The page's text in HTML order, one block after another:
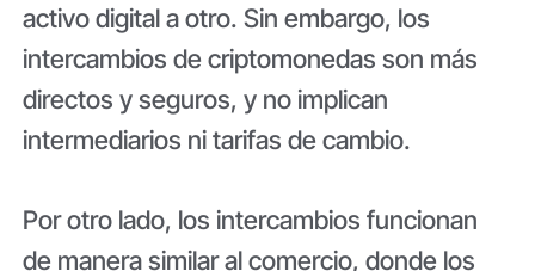
activo digital a otro. Sin embargo, los
intercambios de criptomonedas son más
directos y seguros, y no implican
intermediarios ni tarifas de cambio.
Por otro lado, los intercambios funcionan
de manera similar al comercio, donde los